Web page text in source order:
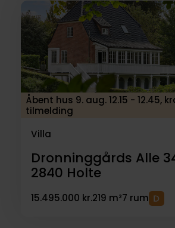
Åbent hus 9. aug. 12.15 - 12.45,
tilmelding
Villa
Dronninggårds Alle
2840 Holte
15.495.000 kr.219 m²7 rum